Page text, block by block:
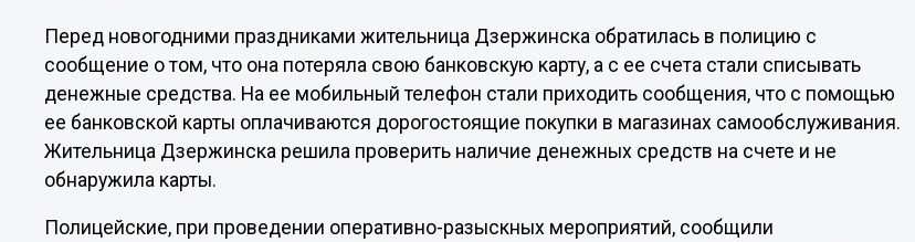
Перед новогодними праздниками жительница Дзержинска обратилась в полицию с
сообщение о том, что она потеряла свою банковскую карту, а с ее счета стали списывать
денежные средства. На ее мобильный телефон стали приходить сообщения, что с помощью
ее банковской карты оплачиваются дорогостоящие покупки в магазинах самообслуживания.
Жительница Дзержинска решила проверить наличие денежных средств на счете и не
обнаружила карты.
Полицейские, при проведении оперативно-разыскных мероприятий, сообщили